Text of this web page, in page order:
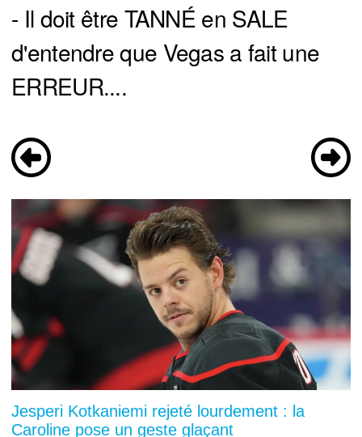
- Il doit être TANNÉ en SALE
d'entendre que Vegas a fait une
ERREUR....
Jesperi Kotkaniemi rejeté lourdement : la
Caroline pose un geste glaçant